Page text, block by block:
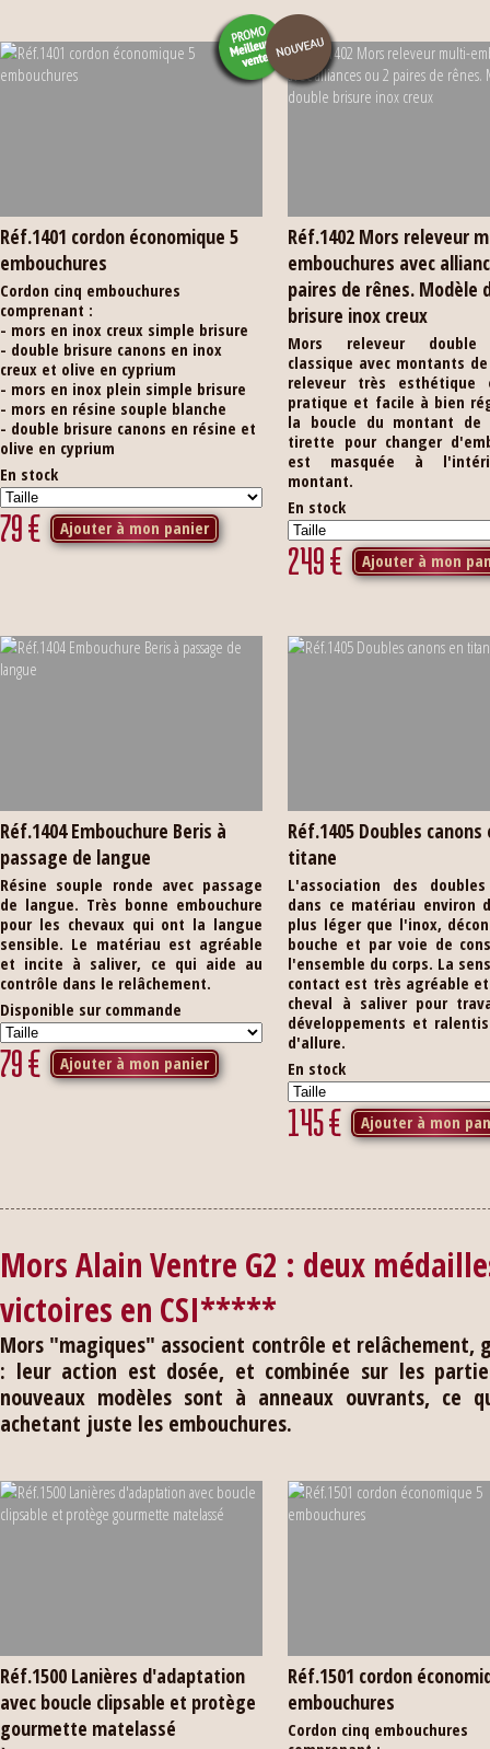
Réf.1401 cordon économique 5
embouchures
Cordon cinq embouchures
comprenant :
- mors en inox creux simple brisure
- double brisure canons en inox
creux et olive en cyprium
- mors en inox plein simple brisure
- mors en résine souple blanche
- double brisure canons en résine et
olive en cyprium
En stock
79€ Ajouter à mon panier
Réf.1402 Mors releveur
embouchures avec
paires de rênes. Modèle
brisure inox creux
Mors releveur double
classique avec montants
releveur très esthétique
pratique et facile à bien
la boucle du montant
tirette pour changer
est masquée à
montant.
En stock
249€ Ajouter à mon
Réf.1404 Embouchure Beris à
passage de langue
Résine souple ronde avec passage
de langue. Très bonne embouchure
pour les chevaux qui ont la langue
sensible. Le matériau est agréable
et incite à saliver, ce qui aide au
contrôle dans le relâchement.
Disponible sur commande
79€ Ajouter à mon panier
Réf.1405 Doubles canons
titane
L'association des
dans ce matériau environ
plus léger que l'inox,
bouche et par voie de
l'ensemble du corps. La
contact est très agréable
cheval à saliver pour
développements et
d'allure.
En stock
145€ Ajouter à mon
Mors Alain Ventre G2 : deux
victoires en CSI*****
Mors "magiques" associent contrôle et relâchement,
: leur action est dosée, et combinée sur les
nouveaux modèles sont à anneaux ouvrants, ce
achetant juste les embouchures.
Réf.1500 Lanières d'adaptation
avec boucle clipsable et protège
gourmette matelassé
Réf.1501 cordon
embouchures
Cordon cinq embouchures